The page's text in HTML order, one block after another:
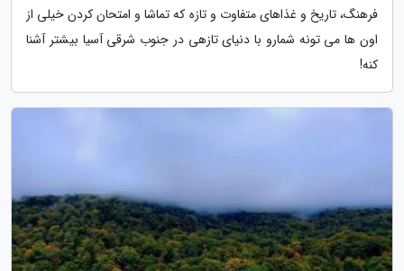
فرهنگ، تاریخ و غذاهای متفاوت و تازه که تماشا و امتحان کردن خیلی از
اون ها می تونه شمارو با دنیای تازهی در جنوب شرقی آسیا بیشتر آشنا
کنه!